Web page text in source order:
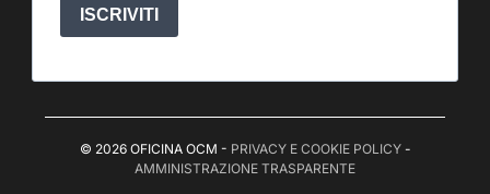
ISCRIVITI
© 2026 OFICINA OCM - PRIVACY E COOKIE POLICY-
AMMINISTRAZIONE TRASPARENTE